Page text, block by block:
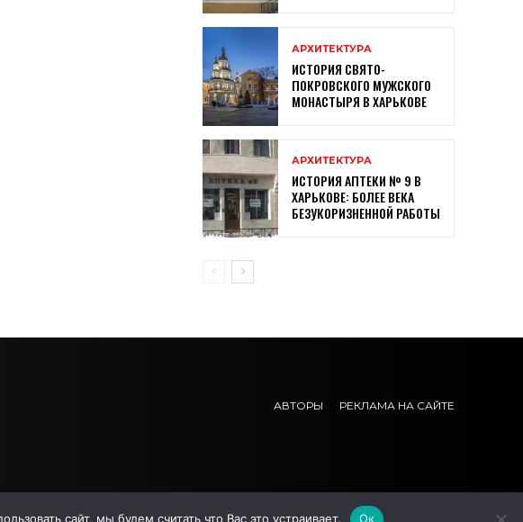
АРХИТЕКТУРА
ИСТОРИЯ СВЯТО-
ПОКРОВСКОГО МУЖСКОГО
МОНАСТЫРЯ В ХАРЬКОВЕ
АРХИТЕКТУРА
ИСТОРИЯ АПТЕКИ № 9 В
ХАРЬКОВЕ: БОЛЕЕ ВЕКА
БЕЗУКОРИЗНЕННОЙ РАБОТЫ
АВТОРЫ РЕКЛАМА НА САЙТЕ
сайт, мы будем считать что Вас это устраивает. Ок